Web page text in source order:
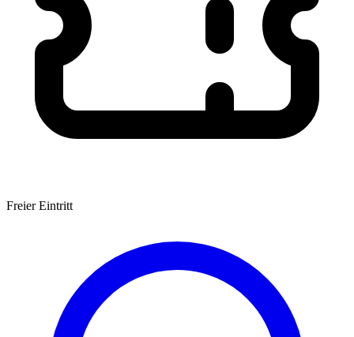
Freier Eintritt